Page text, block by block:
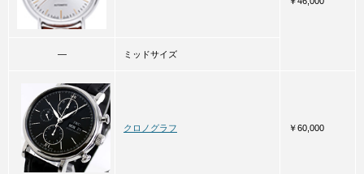
― ミッドサイズ
クロノグラフ ￥60,000